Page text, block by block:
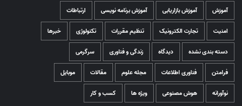
آموزش آموزش بازاریابی آموزش برنامه نویسی ارتباطات
امنیت تجارت الکترونیک تنظیم مقررات تکنولوژی خبرها
دسته بندی نشده دیدگاه زندگی و فناوری سرگرمی
فرامتن فناوری اطلاعات مجله علوم مقالات موبایل
نوآورانه هوش مصنوعی ویژه ها کسب و کار